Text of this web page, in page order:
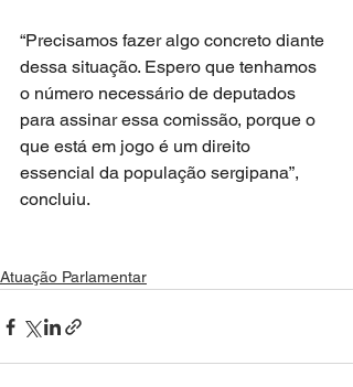
“Precisamos fazer algo concreto diante
dessa situação. Espero que tenhamos
o número necessário de deputados
para assinar essa comissão, porque o
que está em jogo é um direito
essencial da população sergipana”,
concluiu.
Atuação Parlamentar